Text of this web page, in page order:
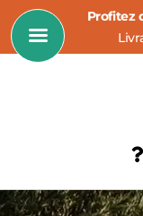
Profitez